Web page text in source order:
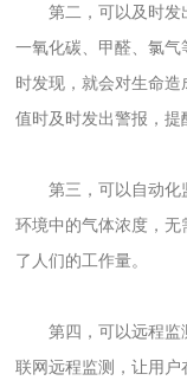
第二，可以及时发
一氧化碳、甲醛、氯
时发现，就会对生命
值时及时发出警报，提
第三，可以自动化
环境中的气体浓度，
了人们的工作量。
第四，可以远程监
联网远程监测，让用户